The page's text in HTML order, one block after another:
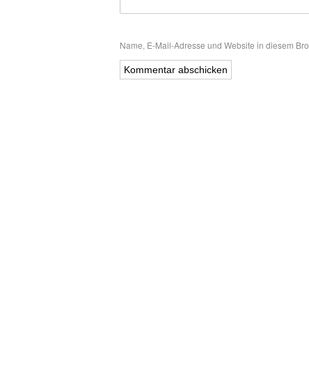
Name, E-Mail-Adresse und Website in diesem